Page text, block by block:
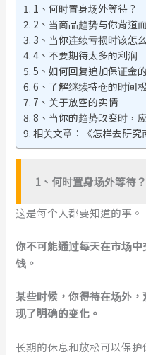
1、何时置身场外等待？
2、当商品趋势与你背道
3、当你连续亏损时该怎
4、不要期待太多的利润
5、如何回复追加保证金
6、了解继续持仓的时间
7、关于放空的实情
8、当你的趋势改变时，
相关文章：《怎样去研究
1、何时置身场外等待？
这是每个人都要知道的事。
你不可能通过每天在市场
钱。
某些时候，你得待在场外
现了明确的变化。
长期的休息和放松可以保